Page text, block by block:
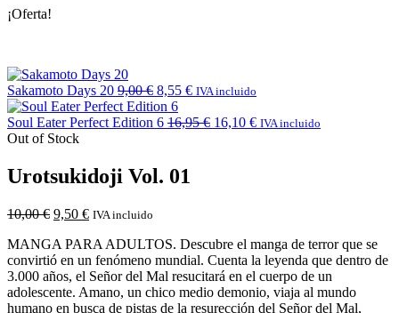
¡Oferta!
Sakamoto Days 20 9,00€ 8,55 € IVA incluido
Soul Eater Perfect Edition 6 16,95€ 16,10 € IVA incluido
Out of Stock
Urotsukidoji Vol. 01
10,00€ 9,50 € IVA incluido
MANGA PARA ADULTOS. Descubre el manga de terror que se
convirtió en un fenómeno mundial. Cuenta la leyenda que dentro de
3.000 años, el Señor del Mal resucitará en el cuerpo de un
adolescente. Amano, un chico medio demonio, viaja al mundo
humano en busca de pistas de la resurección del Señor del Mal,